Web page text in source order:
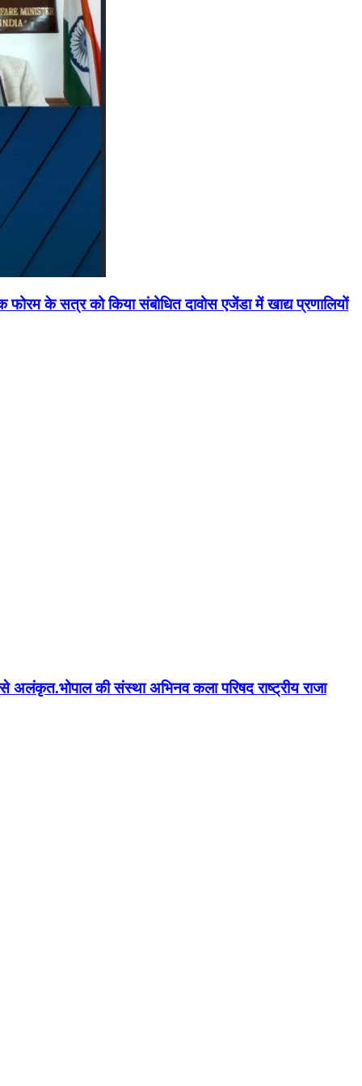
के सत्र को किया संबोधित दावोस एजेंडा में खाद्य प्रणालियों
अलंकृत.भोपाल की संस्था अभिनव कला परिषद राष्ट्रीय राजा